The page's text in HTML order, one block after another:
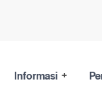
Informasi